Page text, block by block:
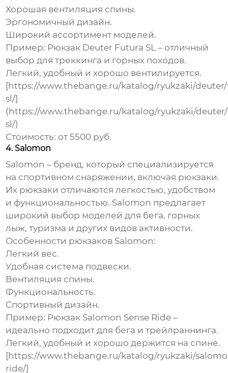
Хорошая вентиляция спины.
Эргономичный дизайн.
Широкий ассортимент моделей.
Пример: Рюкзак Deuter Futura SL – отличный
выбор для треккинга и горных походов.
Легкий, удобный и хорошо вентилируется.
[https://www.thebange.ru/katalog/ryukzaki/
sl/]
(https://www.thebange.ru/katalog/ryukzaki/
sl/)
Стоимость: от 5500 руб.
4. Salomon
Salomon – бренд, который специализируется
на спортивном снаряжении, включая рюкзаки.
Их рюкзаки отличаются легкостью, удобством
и функциональностью. Salomon предлагает
широкий выбор моделей для бега, горных
лыж, туризма и других видов активности.
Особенности рюкзаков Salomon:
Легкий вес.
Удобная система подвески.
Вентиляция спины.
Функциональность.
Спортивный дизайн.
Пример: Рюкзак Salomon Sense Ride –
идеально подходит для бега и трейлраннинга.
Легкий, удобный и хорошо держится на спине.
[https://www.thebange.ru/katalog/ryukzaki/
ride/]